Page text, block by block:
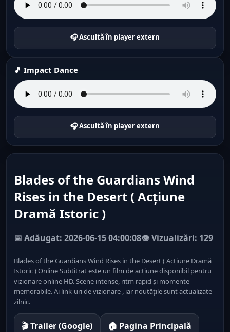
🎧 Ascultă în player extern
🎵 Impact Dance
🎧 Ascultă în player extern
Blades of the Guardians Wind
Rises in the Desert ( Acțiune
Dramă Istoric )
📅 Adăugat: 2026-06-15 04:00:08👁️ Vizualizări: 129
Blades of the Guardians Wind Rises in the Desert ( Acțiune Dramă
Istoric ) Online Subtitrat este un film de acțiune disponibil pentru
vizionare online HD. Scene intense, ritm rapid și momente
memorabile. Ai link-uri de vizionare , iar noutățile sunt actualizate
zilnic.
🎬 Trailer (Google) 🏠 Pagina Principală